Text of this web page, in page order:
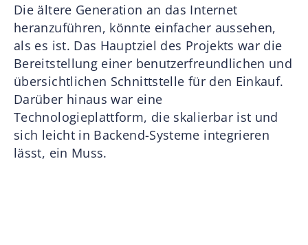
Die ältere Generation an das Internet
heranzuführen, könnte einfacher aussehen,
als es ist. Das Hauptziel des Projekts war die
Bereitstellung einer benutzerfreundlichen und
übersichtlichen Schnittstelle für den Einkauf.
Darüber hinaus war eine
Technologieplattform, die skalierbar ist und
sich leicht in Backend-Systeme integrieren
lässt, ein Muss.